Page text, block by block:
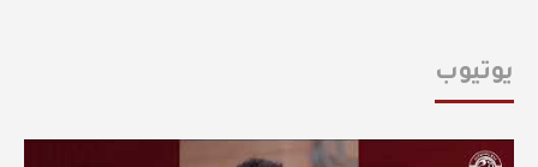
يوتيوب